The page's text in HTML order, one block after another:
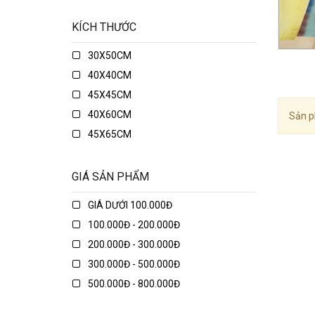
Sản
KÍCH THƯỚC
30X50CM
40X40CM
45X45CM
40X60CM
45X65CM
48X74CM
50X50CM
50X70CM
GIÁ SẢN PHẨM
GIÁ DƯỚI 100.000Đ
100.000Đ - 200.000Đ
200.000Đ - 300.000Đ
300.000Đ - 500.000Đ
500.000Đ - 800.000Đ